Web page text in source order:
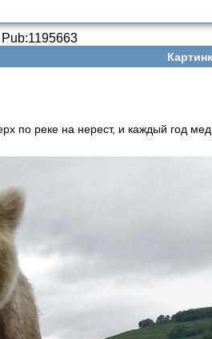
Pub:1195663
по реке на нерест, и каждый год